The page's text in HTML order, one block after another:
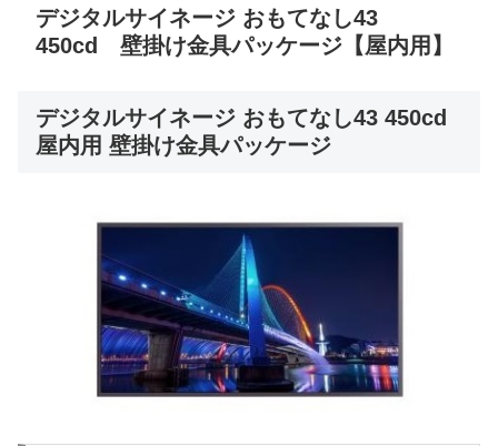
デジタルサイネージ おもてなし43
450cd 壁掛け金具パッケージ【屋内用】
デジタルサイネージ おもてなし43 450cd
屋内用 壁掛け金具パッケージ